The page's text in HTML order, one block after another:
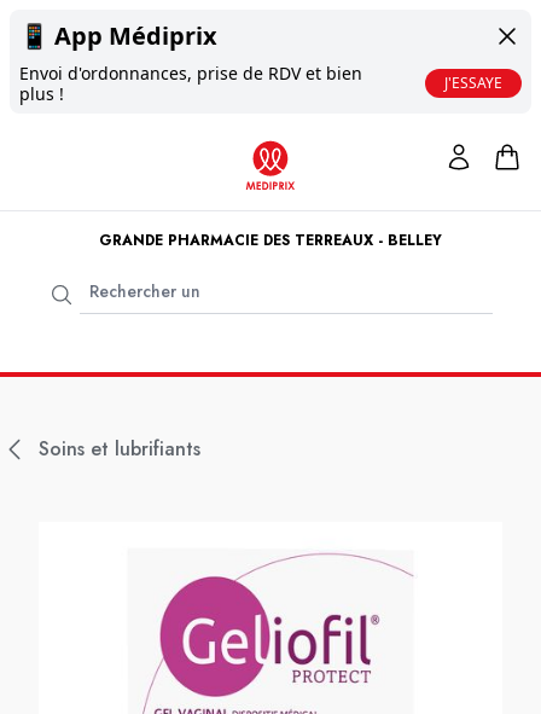
📱 App Médiprix
Envoi d'ordonnances, prise de RDV et bien
plus !
J'ESSAYE
GRANDE PHARMACIE DES TERREAUX - BELLEY
Soins et lubrifiants